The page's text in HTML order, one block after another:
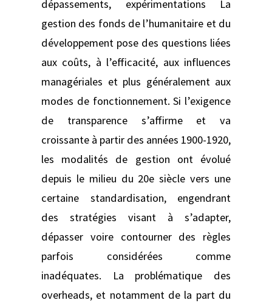
dépassements, expérimentations La
gestion des fonds de l’humanitaire et du
développement pose des questions liées
aux coûts, à l’efficacité, aux influences
managériales et plus généralement aux
modes de fonctionnement. Si l’exigence
de transparence s’affirme et va
croissante à partir des années 1900-1920,
les modalités de gestion ont évolué
depuis le milieu du 20e siècle vers une
certaine standardisation, engendrant
des stratégies visant à s’adapter,
dépasser voire contourner des règles
parfois considérées comme
inadéquates. La problématique des
overheads, et notamment de la part du